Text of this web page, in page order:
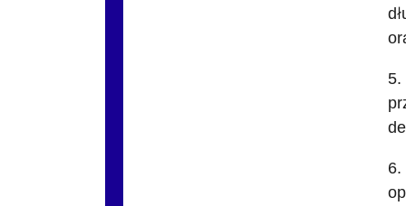
5.
6.